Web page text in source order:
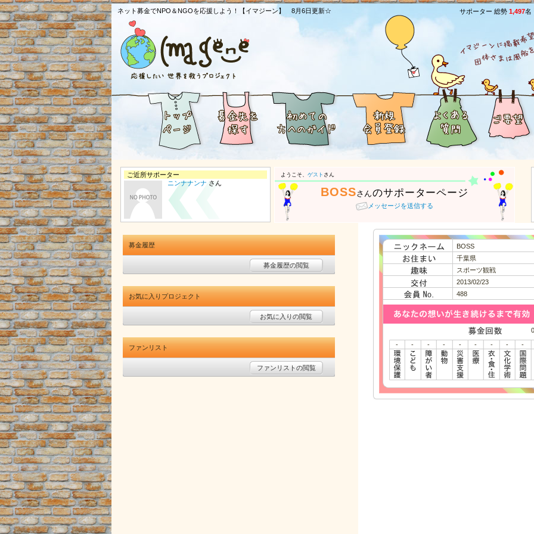
ネット募金でNPO＆NGOを応援しよう！【イマジーン】 8月6日更新☆ サポーター 総勢 1,497名
ご近所サポーター
ニンナナンナ さん
ようこそ、 ゲスト さん
BOSSさんのサポーターページ
メッセージを送信する
BOSS
千葉県
スポーツ観戦
2013/02/23
488
0
-
- - - - - - - -
募金履歴
募金履歴の閲覧
お気に入りプロジェクト
お気に入りの閲覧
ファンリスト
ファンリストの閲覧